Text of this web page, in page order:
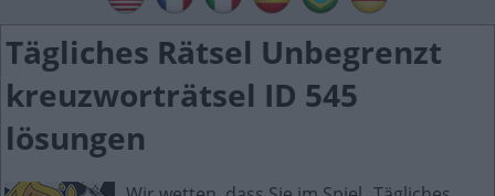
Tägliches Rätsel Unbegrenzt
kreuzworträtsel ID 545
lösungen